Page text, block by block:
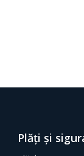
Plăți și